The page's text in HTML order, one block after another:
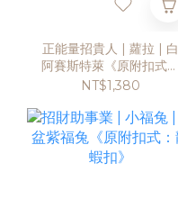
正能量招貴人 | 蘿拉 | 白
阿賽斯特萊《原附扣式：
龍蝦扣》
NT$1,380